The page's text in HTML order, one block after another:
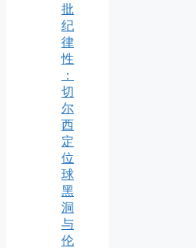
批
纪
律
性
：
切
尔
西
定
位
球
黑
洞
与
伦